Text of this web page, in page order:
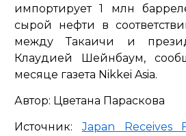
импортирует 1 млн
сырой нефти в
между Такаичи и
Клаудией Шейнбаум,
месяце газета Nikkei Asia.
Автор: Цветана Параскова
Источник:Japan Receives